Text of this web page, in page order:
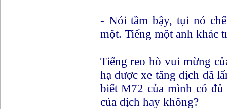
- Nói tầm bậy, tụi nó
một. Tiếng một anh khác
Tiếng reo hò vui mừng
hạ được xe tăng địch đã
biết M72 của mình có
của địch hay không?